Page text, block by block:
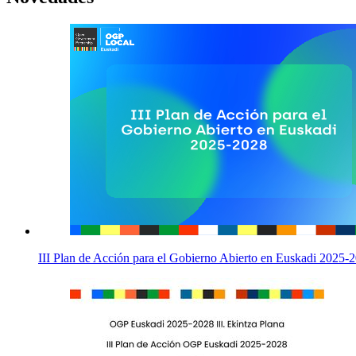
III Plan de Acción para el Gobierno Abierto en Euskadi 2025-